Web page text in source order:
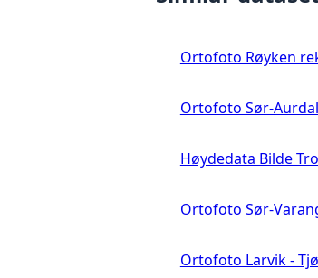
Ortofoto Røyken
Ortofoto Sør-
Høydedata Bilde
Ortofoto Sør-
Ortofoto Larvik -